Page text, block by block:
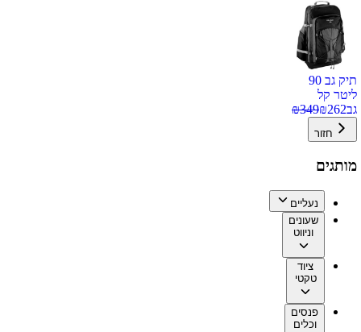
תיק גב 90
ליטר קל
גב
₪262
₪349
חזור
מותגים
נעליים
שעונים
וניווט
ציוד
טקטי
פנסים
וכלים